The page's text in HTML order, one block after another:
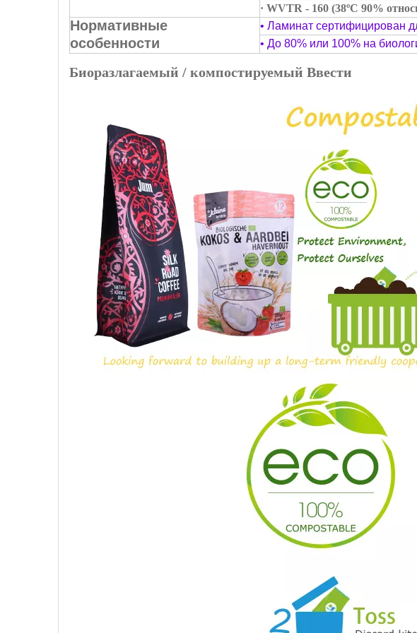
· WVTR - 160 (38ºC 90%
Нормативные
особенности
• Ламинат сертифицирован
• До 80% или 100% на
Биоразлагаемый / компостируемый Ввести